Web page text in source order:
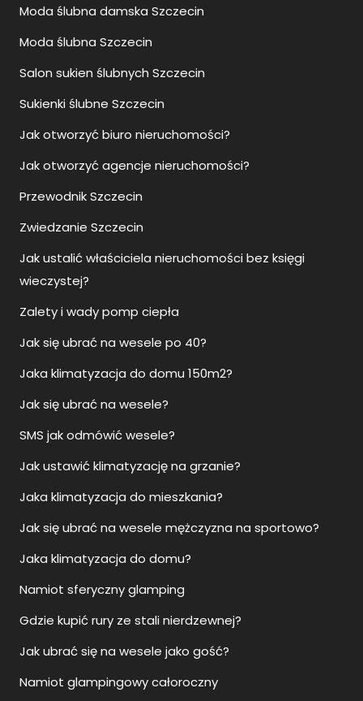
Moda ślubna damska Szczecin
Moda ślubna Szczecin
Salon sukien ślubnych Szczecin
Sukienki ślubne Szczecin
Jak otworzyć biuro nieruchomości?
Jak otworzyć agencje nieruchomości?
Przewodnik Szczecin
Zwiedzanie Szczecin
Jak ustalić właściciela nieruchomości bez księgi
wieczystej?
Zalety i wady pomp ciepła
Jak się ubrać na wesele po 40?
Jaka klimatyzacja do domu 150m2?
Jak się ubrać na wesele?
SMS jak odmówić wesele?
Jak ustawić klimatyzację na grzanie?
Jaka klimatyzacja do mieszkania?
Jak się ubrać na wesele mężczyzna na sportowo?
Jaka klimatyzacja do domu?
Namiot sferyczny glamping
Gdzie kupić rury ze stali nierdzewnej?
Jak ubrać się na wesele jako gość?
Namiot glampingowy całoroczny